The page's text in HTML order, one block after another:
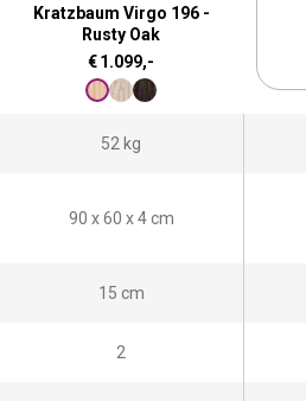
Kratzbaum Virgo 196 -
Rusty Oak
€1.099,-
52 kg
90 x 60 x 4 cm
15 cm
2